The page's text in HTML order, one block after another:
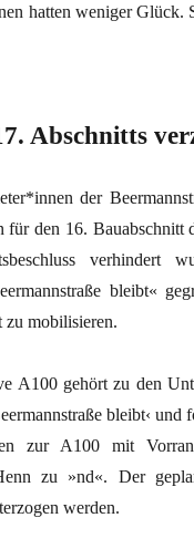
hatten weniger Glück.
Abschnitts
der
für den 16. Bauabschnitt
verhindert
bleibt«
zu mobilisieren.
A100 gehört zu den
bleibt‹ und
zur A100 mit
zu »nd«. Der
werden.